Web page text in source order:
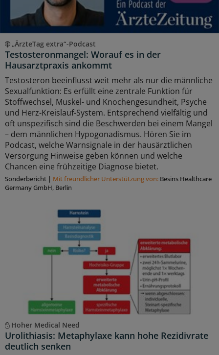
„ÄrzteTag extra“-Podcast
Testosteronmangel: Worauf es in der
Hausarztpraxis ankommt
Testosteron beeinflusst weit mehr als nur die männliche
Sexualfunktion: Es erfüllt eine zentrale Funktion für
Stoffwechsel, Muskel- und Knochengesundheit, Psyche
und Herz-Kreislauf-System. Entsprechend vielfältig und
oft unspezifisch sind die Beschwerden bei einem Mangel
– dem männlichen Hypogonadismus. Hören Sie im
Podcast, welche Warnsignale in der hausärztlichen
Versorgung Hinweise geben können und welche
Chancen eine frühzeitige Diagnose bietet.
Sonderbericht | Mit freundlicher Unterstützung von: Besins Healthcare
Germany GmbH, Berlin
Hoher Medical Need
Urolithiasis: Metaphylaxe kann hohe Rezidivrate
deutlich senken